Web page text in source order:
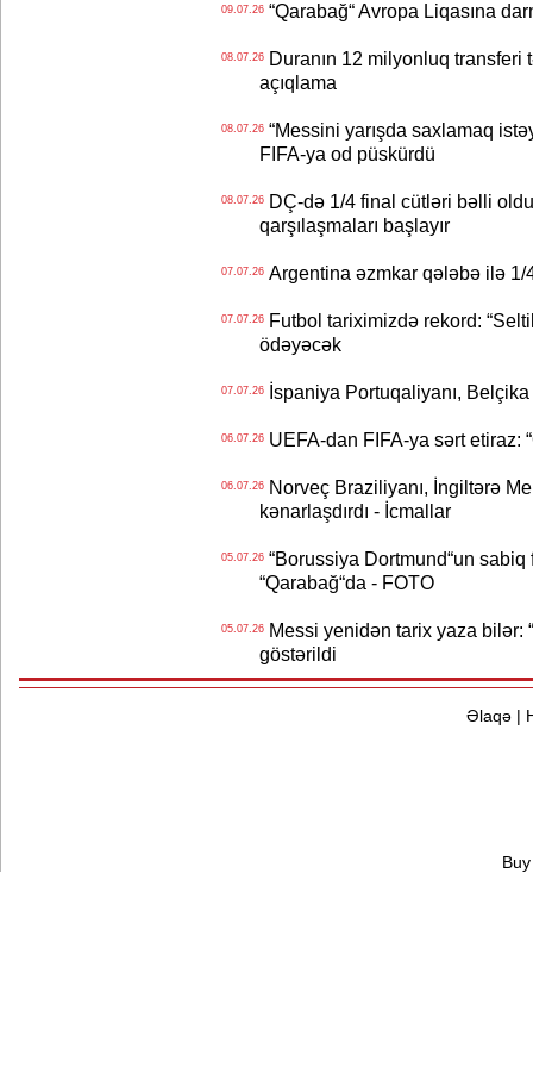
09.07.26“Qarabağ“ Avropa Liqasına
08.07.26Duranın 12 milyonluq transferi
açıqlama
08.07.26“Messini yarışda saxlamaq
FIFA-ya od püskürdü
08.07.26DÇ-də 1/4 final cütləri bəlli
qarşılaşmaları başlayır
07.07.26Argentina əzmkar qələbə ilə 1/
07.07.26Futbol tariximizdə rekord:
ödəyəcək
07.07.26İspaniya Portuqaliyanı, Belçika
06.07.26UEFA-dan FIFA-ya sərt etiraz:
06.07.26Norveç Braziliyanı, İngiltərə
kənarlaşdırdı - İcmallar
05.07.26“Borussiya Dortmund“un sabiq
“Qarabağ“da - FOTO
05.07.26Messi yenidən tarix yaza bilər:
göstərildi
Əlaqə|